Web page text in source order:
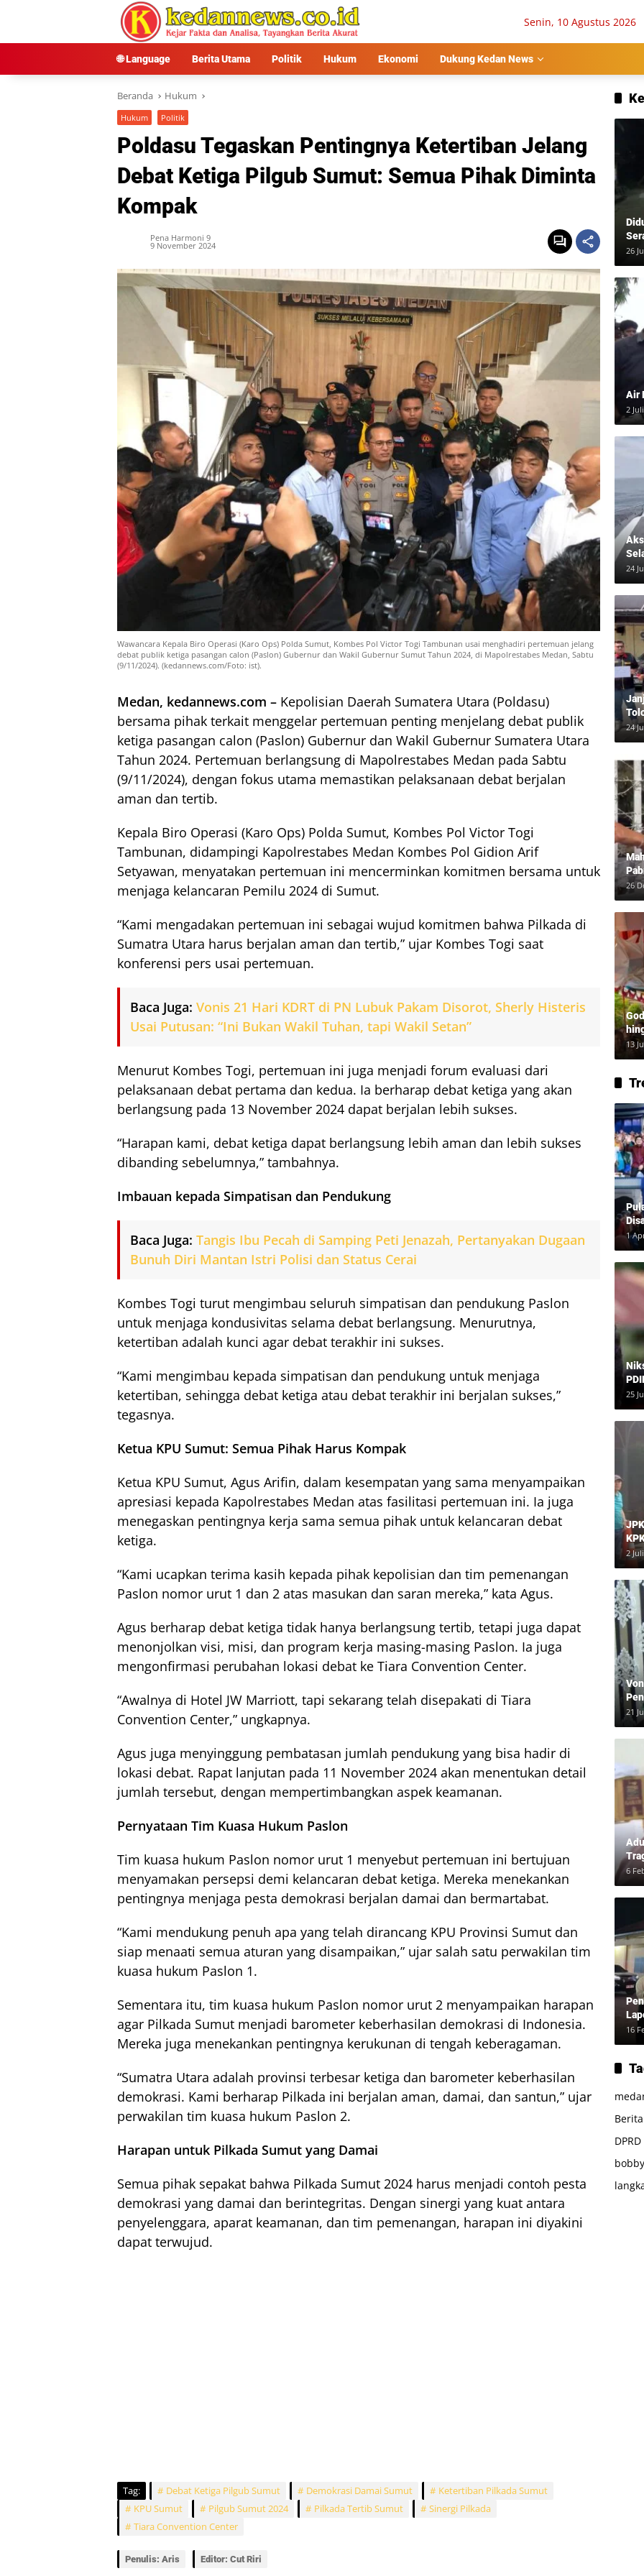
Senin, 10 Agustus 2026
🌐 Language Berita Utama Politik Hukum Ekonomi Dukung Kedan News
Beranda Hukum
Hukum Politik
Poldasu Tegaskan Pentingnya Ketertiban Jelang
Debat Ketiga Pilgub Sumut: Semua Pihak Diminta
Kompak
Pena Harmoni 9
9 November 2024
Wawancara Kepala Biro Operasi (Karo Ops) Polda Sumut, Kombes Pol Victor Togi Tambunan usai menghadiri pertemuan jelang
debat publik ketiga pasangan calon (Paslon) Gubernur dan Wakil Gubernur Sumut Tahun 2024, di Mapolrestabes Medan, Sabtu
(9/11/2024). (kedannews.com/Foto: ist).
Medan, kedannews.com – Kepolisian Daerah Sumatera Utara (Poldasu)
bersama pihak terkait menggelar pertemuan penting menjelang debat publik
ketiga pasangan calon (Paslon) Gubernur dan Wakil Gubernur Sumatera Utara
Tahun 2024. Pertemuan berlangsung di Mapolrestabes Medan pada Sabtu
(9/11/2024), dengan fokus utama memastikan pelaksanaan debat berjalan
aman dan tertib.
Kepala Biro Operasi (Karo Ops) Polda Sumut, Kombes Pol Victor Togi
Tambunan, didampingi Kapolrestabes Medan Kombes Pol Gidion Arif
Setyawan, menyatakan pertemuan ini mencerminkan komitmen bersama untuk
menjaga kelancaran Pemilu 2024 di Sumut.
“Kami mengadakan pertemuan ini sebagai wujud komitmen bahwa Pilkada di
Sumatra Utara harus berjalan aman dan tertib,” ujar Kombes Togi saat
konferensi pers usai pertemuan.
Baca Juga: Vonis 21 Hari KDRT di PN Lubuk Pakam Disorot, Sherly Histeris
Usai Putusan: “Ini Bukan Wakil Tuhan, tapi Wakil Setan”
Menurut Kombes Togi, pertemuan ini juga menjadi forum evaluasi dari
pelaksanaan debat pertama dan kedua. Ia berharap debat ketiga yang akan
berlangsung pada 13 November 2024 dapat berjalan lebih sukses.
“Harapan kami, debat ketiga dapat berlangsung lebih aman dan lebih sukses
dibanding sebelumnya,” tambahnya.
Imbauan kepada Simpatisan dan Pendukung
Baca Juga: Tangis Ibu Pecah di Samping Peti Jenazah, Pertanyakan Dugaan
Bunuh Diri Mantan Istri Polisi dan Status Cerai
Kombes Togi turut mengimbau seluruh simpatisan dan pendukung Paslon
untuk menjaga kondusivitas selama debat berlangsung. Menurutnya,
ketertiban adalah kunci agar debat terakhir ini sukses.
“Kami mengimbau kepada simpatisan dan pendukung untuk menjaga
ketertiban, sehingga debat ketiga atau debat terakhir ini berjalan sukses,”
tegasnya.
Ketua KPU Sumut: Semua Pihak Harus Kompak
Ketua KPU Sumut, Agus Arifin, dalam kesempatan yang sama menyampaikan
apresiasi kepada Kapolrestabes Medan atas fasilitasi pertemuan ini. Ia juga
menegaskan pentingnya kerja sama semua pihak untuk kelancaran debat
ketiga.
“Kami ucapkan terima kasih kepada pihak kepolisian dan tim pemenangan
Paslon nomor urut 1 dan 2 atas masukan dan saran mereka,” kata Agus.
Agus berharap debat ketiga tidak hanya berlangsung tertib, tetapi juga dapat
menonjolkan visi, misi, dan program kerja masing-masing Paslon. Ia juga
mengonfirmasi perubahan lokasi debat ke Tiara Convention Center.
“Awalnya di Hotel JW Marriott, tapi sekarang telah disepakati di Tiara
Convention Center,” ungkapnya.
Agus juga menyinggung pembatasan jumlah pendukung yang bisa hadir di
lokasi debat. Rapat lanjutan pada 11 November 2024 akan menentukan detail
jumlah tersebut, dengan mempertimbangkan aspek keamanan.
Pernyataan Tim Kuasa Hukum Paslon
Tim kuasa hukum Paslon nomor urut 1 menyebut pertemuan ini bertujuan
menyamakan persepsi demi kelancaran debat ketiga. Mereka menekankan
pentingnya menjaga pesta demokrasi berjalan damai dan bermartabat.
“Kami mendukung penuh apa yang telah dirancang KPU Provinsi Sumut dan
siap menaati semua aturan yang disampaikan,” ujar salah satu perwakilan tim
kuasa hukum Paslon 1.
Sementara itu, tim kuasa hukum Paslon nomor urut 2 menyampaikan harapan
agar Pilkada Sumut menjadi barometer keberhasilan demokrasi di Indonesia.
Mereka juga menekankan pentingnya kerukunan di tengah keberagaman.
“Sumatra Utara adalah provinsi terbesar ketiga dan barometer keberhasilan
demokrasi. Kami berharap Pilkada ini berjalan aman, damai, dan santun,” ujar
perwakilan tim kuasa hukum Paslon 2.
Harapan untuk Pilkada Sumut yang Damai
Semua pihak sepakat bahwa Pilkada Sumut 2024 harus menjadi contoh pesta
demokrasi yang damai dan berintegritas. Dengan sinergi yang kuat antara
penyelenggara, aparat keamanan, dan tim pemenangan, harapan ini diyakini
dapat terwujud.
Tag: Debat Ketiga Pilgub Sumut Demokrasi Damai Sumut
Ketertiban Pilkada Sumut
KPU Sumut
Pilgub Sumut 2024 Pilkada Tertib Sumut
Sinergi Pilkada
Tiara Convention Center
Penulis: Aris Editor: Cut Riri
26
Air
2
24
24
26
13
1
25
2
21
6
16